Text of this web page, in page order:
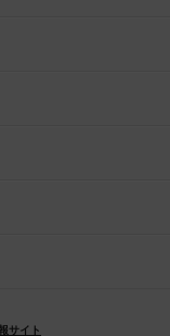
サイト